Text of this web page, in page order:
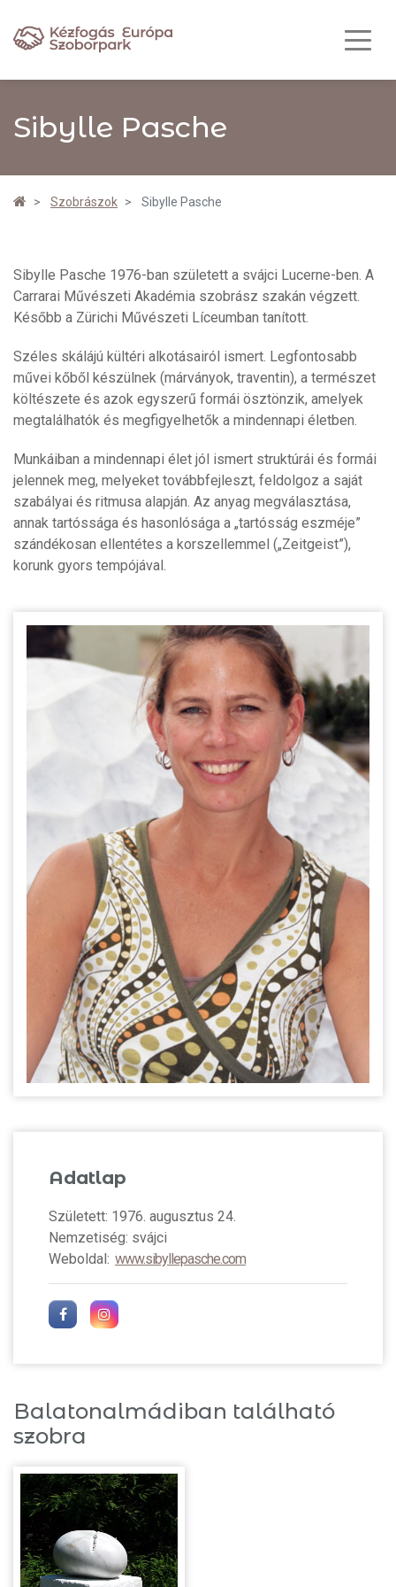
Sibylle Pasche
Szobrászok Sibylle Pasche
Sibylle Pasche 1976-ban született a svájci Lucerne-ben. A
Carrarai Művészeti Akadémia szobrász szakán végzett.
Később a Zürichi Művészeti Líceumban tanított.
Széles skálájú kültéri alkotásairól ismert. Legfontosabb
művei kőből készülnek (márványok, traventin), a természet
költészete és azok egyszerű formái ösztönzik, amelyek
megtalálhatók és megfigyelhetők a mindennapi életben.
Munkáiban a mindennapi élet jól ismert struktúrái és formái
jelennek meg, melyeket továbbfejleszt, feldolgoz a saját
szabályai és ritmusa alapján. Az anyag megválasztása,
annak tartóssága és hasonlósága a „tartósság eszméje”
szándékosan ellentétes a korszellemmel („Zeitgeist”),
korunk gyors tempójával.
Adatlap
Született: 1976. augusztus 24.
Nemzetiség: svájci
Weboldal: www.sibyllepasche.com
Balatonalmádiban található
szobra